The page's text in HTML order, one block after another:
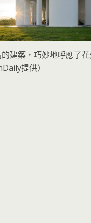
建築，巧妙地呼應了
提供）